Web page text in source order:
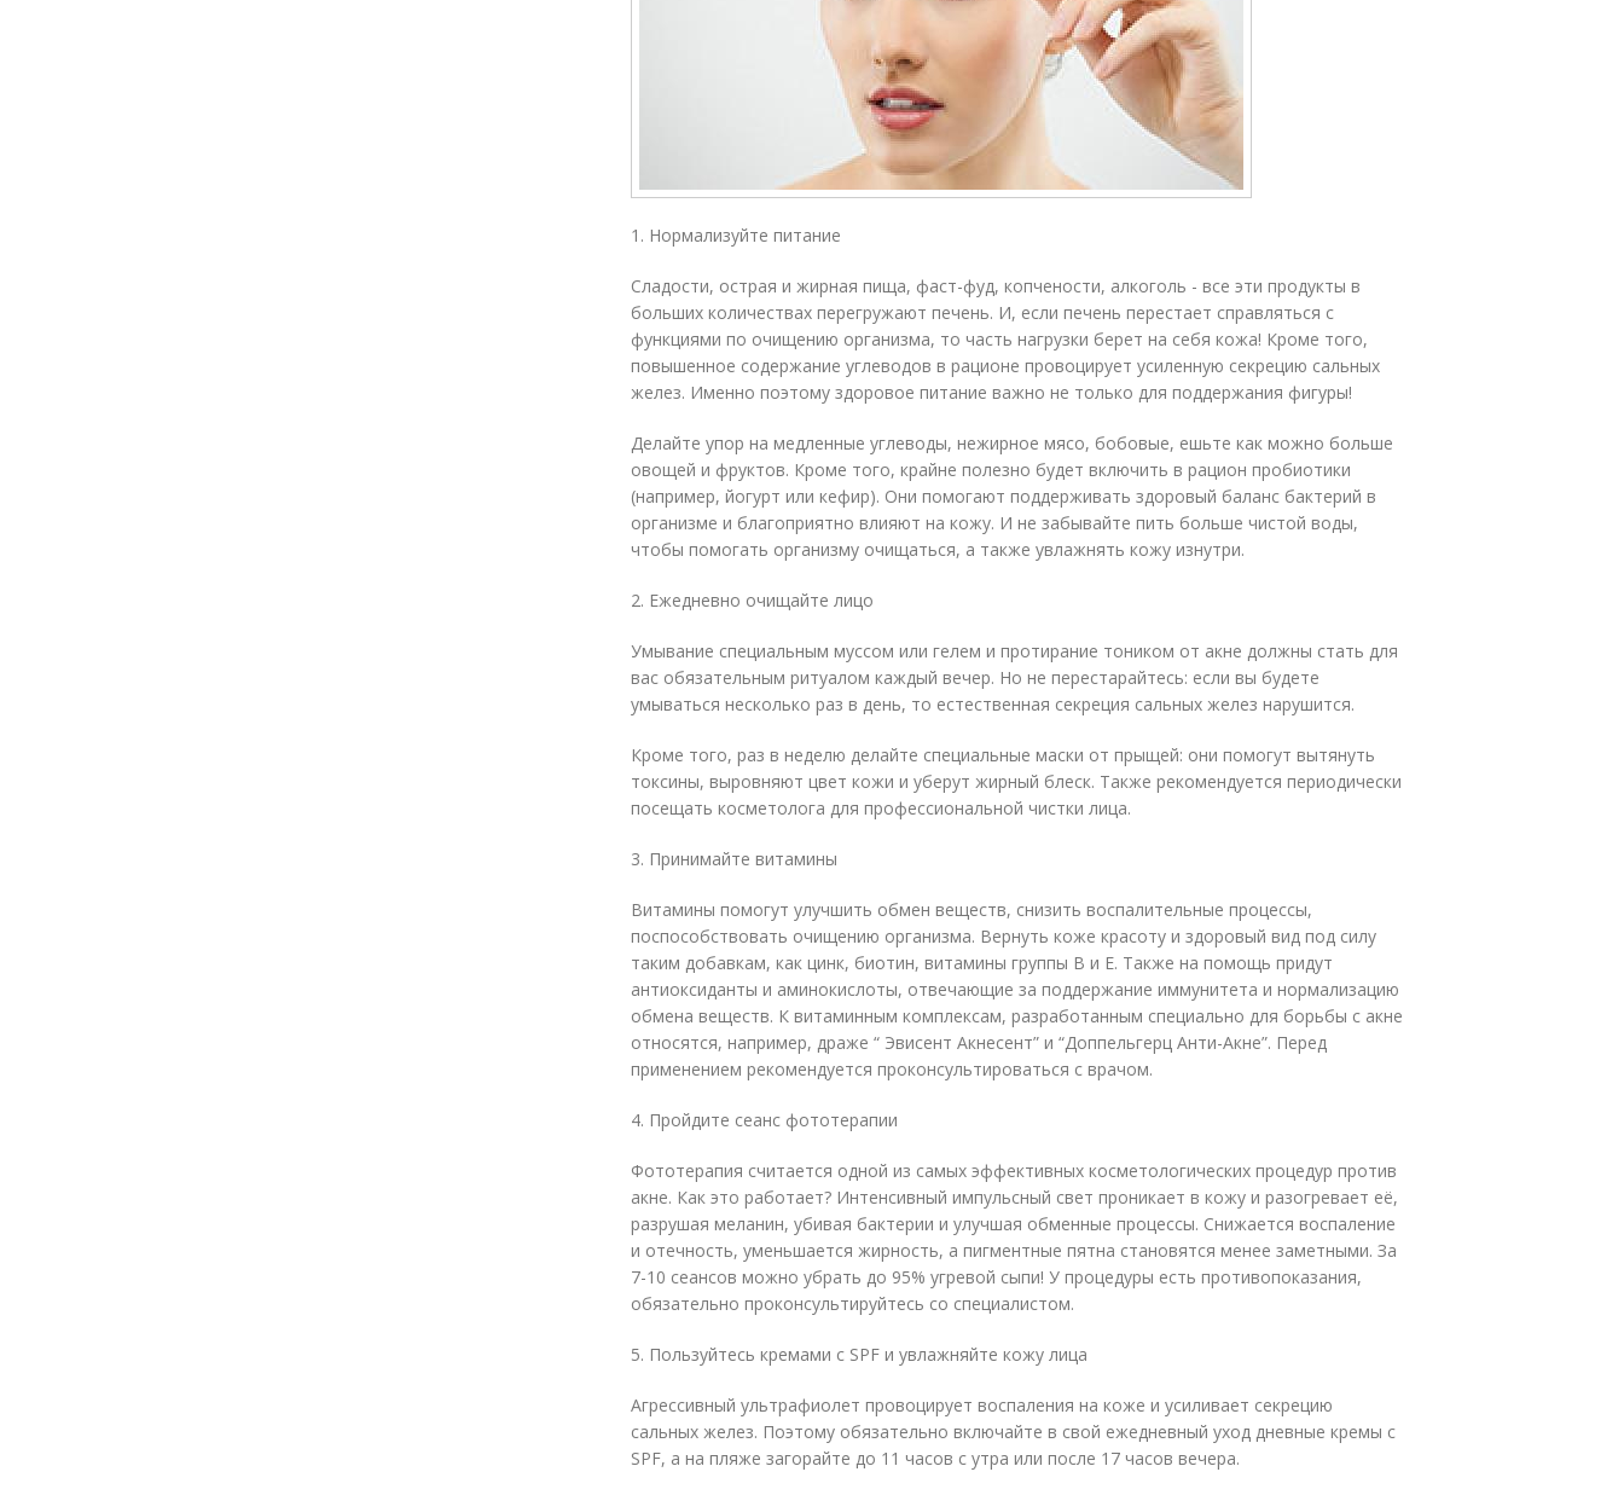
1. Нормализуйте питание
Сладости, острая и жирная пища, фаст-фуд, копчености, алкоголь - все эти продукты в
больших количествах перегружают печень. И, если печень перестает справляться с
функциями по очищению организма, то часть нагрузки берет на себя кожа! Кроме того,
повышенное содержание углеводов в рационе провоцирует усиленную секрецию сальных
желез. Именно поэтому здоровое питание важно не только для поддержания фигуры!
Делайте упор на медленные углеводы, нежирное мясо, бобовые, ешьте как можно больше
овощей и фруктов. Кроме того, крайне полезно будет включить в рацион пробиотики
(например, йогурт или кефир). Они помогают поддерживать здоровый баланс бактерий в
организме и благоприятно влияют на кожу. И не забывайте пить больше чистой воды,
чтобы помогать организму очищаться, а также увлажнять кожу изнутри.
2. Ежедневно очищайте лицо
Умывание специальным муссом или гелем и протирание тоником от акне должны стать для
вас обязательным ритуалом каждый вечер. Но не перестарайтесь: если вы будете
умываться несколько раз в день, то естественная секреция сальных желез нарушится.
Кроме того, раз в неделю делайте специальные маски от прыщей: они помогут вытянуть
токсины, выровняют цвет кожи и уберут жирный блеск. Также рекомендуется периодически
посещать косметолога для профессиональной чистки лица.
3. Принимайте витамины
Витамины помогут улучшить обмен веществ, снизить воспалительные процессы,
поспособствовать очищению организма. Вернуть коже красоту и здоровый вид под силу
таким добавкам, как цинк, биотин, витамины группы В и E. Также на помощь придут
антиоксиданты и аминокислоты, отвечающие за поддержание иммунитета и нормализацию
обмена веществ. К витаминным комплексам, разработанным специально для борьбы с акне
относятся, например, драже “ Эвисент Акнесент” и “Доппельгерц Анти-Акне”. Перед
применением рекомендуется проконсультироваться с врачом.
4. Пройдите сеанс фототерапии
Фототерапия считается одной из самых эффективных косметологических процедур против
акне. Как это работает? Интенсивный импульсный свет проникает в кожу и разогревает её,
разрушая меланин, убивая бактерии и улучшая обменные процессы. Снижается воспаление
и отечность, уменьшается жирность, а пигментные пятна становятся менее заметными. За
7-10 сеансов можно убрать до 95% угревой сыпи! У процедуры есть противопоказания,
обязательно проконсультируйтесь со специалистом.
5. Пользуйтесь кремами с SPF и увлажняйте кожу лица
Агрессивный ультрафиолет провоцирует воспаления на коже и усиливает секрецию
сальных желез. Поэтому обязательно включайте в свой ежедневный уход дневные кремы с
SPF, а на пляже загорайте до 11 часов с утра или после 17 часов вечера.